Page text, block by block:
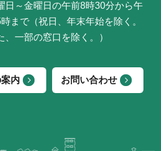
日～金曜日の午前8時30分から午
まで（祝日、年末年始を除く。
、一部の窓口を除く。）
内 お問い合わせ